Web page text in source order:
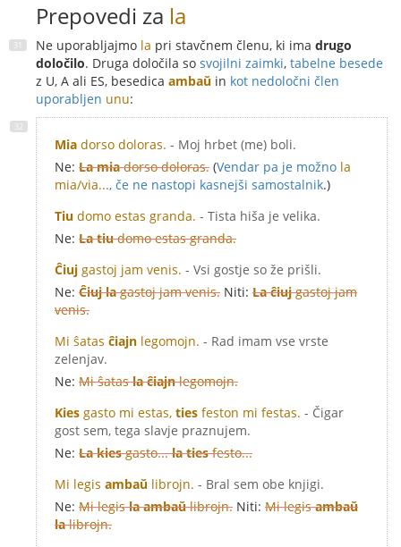
Prepovedi za la
Ne uporabljajmo la pri stavčnem členu, ki ima drugo
določilo. Druga določila so svojilni zaimki, tabelne besede
z U, A ali ES, besedica ambaŭ in kot nedoločni člen
uporabljen unu:
Mia dorso doloras. - Moj hrbet (me) boli.
Ne: La miadorso doloras. (Vendar pa je možno la
mia/via..., če ne nastopi kasnejši samostalnik.)
Tiu domo estas granda. - Tista hiša je velika.
Ne: La tiudomo estas granda.
Ĉiuj gastoj jam venis. - Vsi gostje so že prišli.
Ne: Ĉiuj lagastoj jam venis. Niti: La ĉiujgastoj jam
venis.
Mi ŝatas ĉiajn legomojn. - Rad imam vse vrste
zelenjav.
Ne: Mi ŝatasla ĉiajnlegomojn.
Kies gasto mi estas, ties feston mi festas. - Čigar
gost sem, tega slavje praznujem.
Ne: La kiesgasto...la tiesfesto...
Mi legis ambaŭ librojn. - Bral sem obe knjigi.
Ne: Mi legisla ambaŭlibrojn. Niti: Mi legisambaŭ
lalibrojn.